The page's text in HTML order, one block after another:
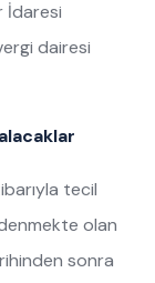
İdaresi
dairesi
tecil
olan
sonra